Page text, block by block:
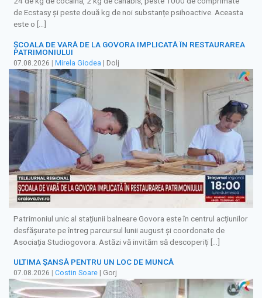
de Ecstasy și peste două kg de noi substanțe psihoactive. Aceasta
este o […]
ȘCOALA DE VARĂ DE LA GOVORA IMPLICATĂ ÎN RESTAURAREA
PATRIMONIULUI
07.08.2026 | Mirela Giodea | Dolj
Patrimoniul unic al stațiunii balneare Govora este în centrul acțiunilor
desfășurate pe întreg parcursul lunii august și coordonate de
Asociația Studiogovora. Astăzi vă invităm să descoperiți […]
ULTIMA ȘANSĂ PENTRU UN LOC DE MUNCĂ
07.08.2026 Costin Soare | Gorj